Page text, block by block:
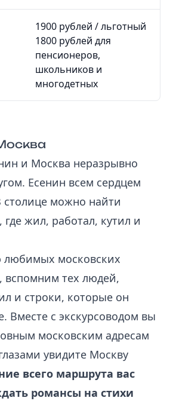
1900 рублей / льготный
1800 рублей для
пенсионеров,
школьников и
многодетных
и Москва неразрывно
Есенин всем сердцем
можно найти
где жил, работал, кутил и
московских
вспомним тех людей,
и строки, которые он
Вместе с экскурсоводом вы
московским адресам
увидите Москву
всего маршрута вас
романсы на стихи